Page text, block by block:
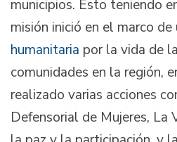
municipios. Esto teniendo
misión inició en el marco de
humanitaria por la vida de
comunidades en la región,
realizado varias acciones
Defensorial de Mujeres, La